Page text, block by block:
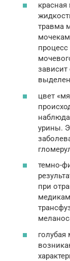
травма
процесс
зависит
цвет
урины.
темно-
при